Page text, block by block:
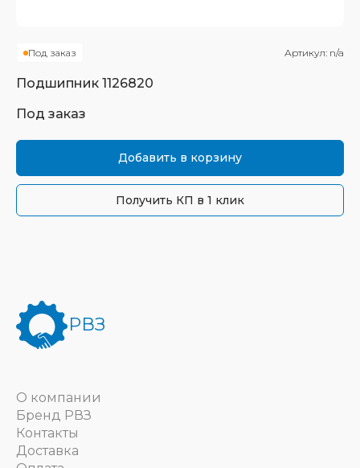
Под заказ Артикул: n/a
Подшипник 1126820
Под заказ
Добавить в корзину
Получить КП в 1 клик
РВЗ
О компании
Бренд РВЗ
Контакты
Доставка